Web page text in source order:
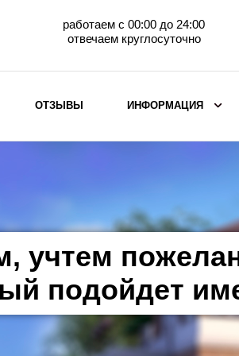
работаем с 00:00 до 24:00
отвечаем круглосуточно
заборы для дачи
жалюзи с кирпичными столбами
заборы
ограждения
ОТЗЫВЫ ИНФОРМАЦИЯ
учтем
подойдет